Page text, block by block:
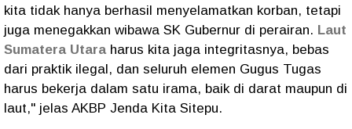
kita tidak hanya berhasil menyelamatkan korban, tetapi
juga menegakkan wibawa SK Gubernur di perairan. Laut
Sumatera Utaraharus kita jaga integritasnya, bebas
dari praktik ilegal, dan seluruh elemen Gugus Tugas
harus bekerja dalam satu irama, baik di darat maupun di
laut," jelas AKBP Jenda Kita Sitepu.